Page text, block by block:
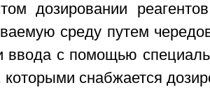
дозировании
среду путем
ввода с помощью
которыми снабжается